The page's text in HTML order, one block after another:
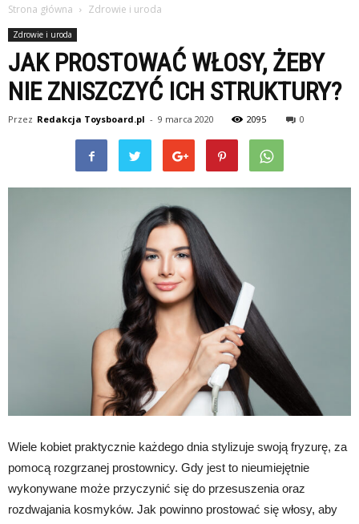
Strona główna Zdrowie i uroda
Zdrowie i uroda
JAK PROSTOWAĆ WŁOSY, ŻEBY
NIE ZNISZCZYĆ ICH STRUKTURY?
Przez Redakcja Toysboard.pl - 9 marca 2020 2095 0
Wiele kobiet praktycznie każdego dnia stylizuje swoją fryzurę, za
pomocą rozgrzanej prostownicy. Gdy jest to nieumiejętnie
wykonywane może przyczynić się do przesuszenia oraz
rozdwajania kosmyków. Jak powinno prostować się włosy, aby